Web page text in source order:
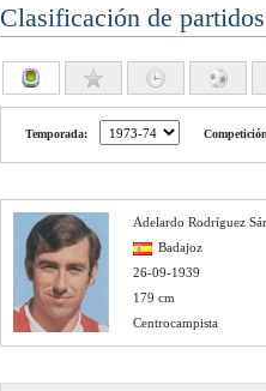
Clasificación de
Temporada:
Adelardo Rodríguez
Badajoz
26-09-1939
179 cm
Centrocampista